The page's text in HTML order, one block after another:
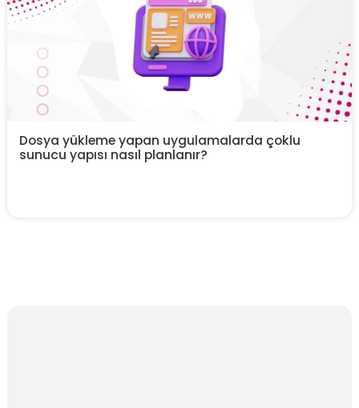
Dosya yükleme yapan uygulamalarda çoklu
sunucu yapısı nasıl planlanır?